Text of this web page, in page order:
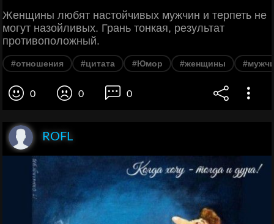
Женщины любят настойчивых мужчин и терпеть не
могут назойливых. Грань тонкая, результат
противоположный.
#отношения #цитата #Юмор #женщины
0 0 0
ROFL